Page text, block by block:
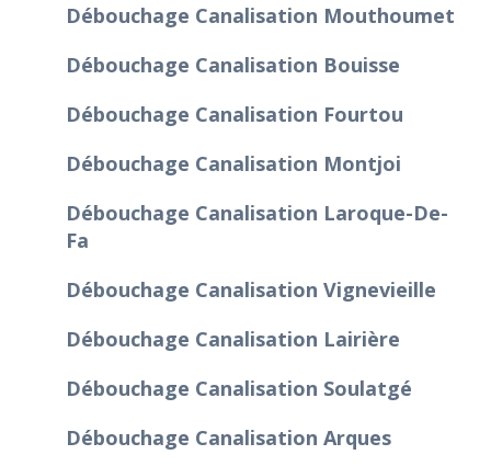
Débouchage Canalisation Mouthoumet
Débouchage Canalisation Bouisse
Débouchage Canalisation Fourtou
Débouchage Canalisation Montjoi
Débouchage Canalisation Laroque-De-
Fa
Débouchage Canalisation Vignevieille
Débouchage Canalisation Lairière
Débouchage Canalisation Soulatgé
Débouchage Canalisation Arques